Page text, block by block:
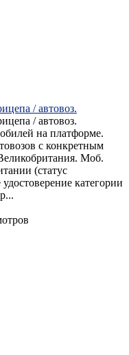
/ автовоз.
/ автовоз.
на платформе.
с конкретным
Моб.
(статус
категории